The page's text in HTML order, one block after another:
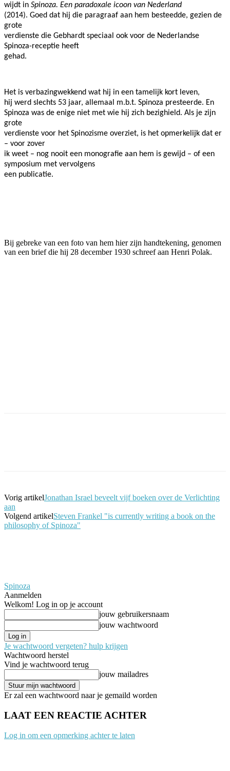
wijdt in Spinoza. Een paradoxale icoon van Nederland
(2014). Goed dat hij die paragraaf aan hem besteedde, gezien de
grote
verdienste die Gebhardt speciaal ook voor de Nederlandse
Spinoza-receptie heeft
gehad.
Het is verbazingwekkend wat hij in een tamelijk kort leven,
hij werd slechts 53 jaar, allemaal m.b.t. Spinoza presteerde. En
Spinoza was de enige niet met wie hij zich bezighield. Als je zijn
grote
verdienste voor het Spinozisme overziet, is het opmerkelijk dat er
– voor zover
ik weet – nog nooit een monografie aan hem is gewijd – of een
symposium met vervolgens
een publicatie.
Bij gebreke van een foto van hem hier zijn handtekening, genomen
van een brief die hij 28 december 1930 schreef aan Henri Polak.
Vorig artikelJonathan Israel beveelt vijf boeken over de Verlichting
aan
Volgend artikelSteven Frankel "is currently writing a book on the
philosophy of Spinoza"
Spinoza
Aanmelden
Welkom! Log in op je account
jouw gebruikersnaam
jouw wachtwoord
Je wachtwoord vergeten? hulp krijgen
Wachtwoord herstel
Vind je wachtwoord terug
jouw mailadres
Er zal een wachtwoord naar je gemaild worden
LAAT EEN REACTIE ACHTER
Log in om een opmerking achter te laten